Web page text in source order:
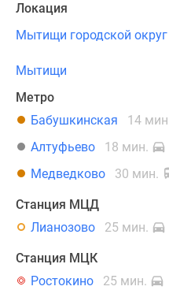
Локация
Мытищи городской округ
Мытищи
Метро
Бабушкинская
14
Алтуфьево
18 мин.
Медведково
30 мин.
Станция МЦД
Лианозово
25 мин.
Станция МЦК
Ростокино
25 мин.